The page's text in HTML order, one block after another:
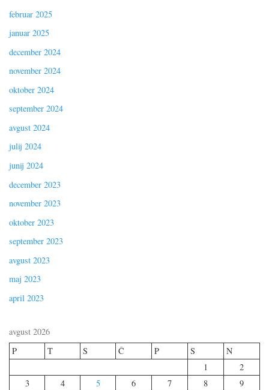
februar 2025
januar 2025
december 2024
november 2024
oktober 2024
september 2024
avgust 2024
julij 2024
junij 2024
december 2023
november 2023
oktober 2023
september 2023
avgust 2023
maj 2023
april 2023
avgust 2026
P
T S Č P S
N
1
2
3
4 5 6 7 8
9